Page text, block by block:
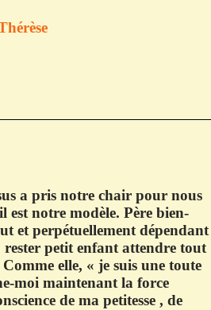
a pris notre chair pour nous
est notre modèle. Père bien-
et perpétuellement dépendant
rester petit enfant attendre tout
elle, « je suis une toute
moi maintenant la force
de ma petitesse , de